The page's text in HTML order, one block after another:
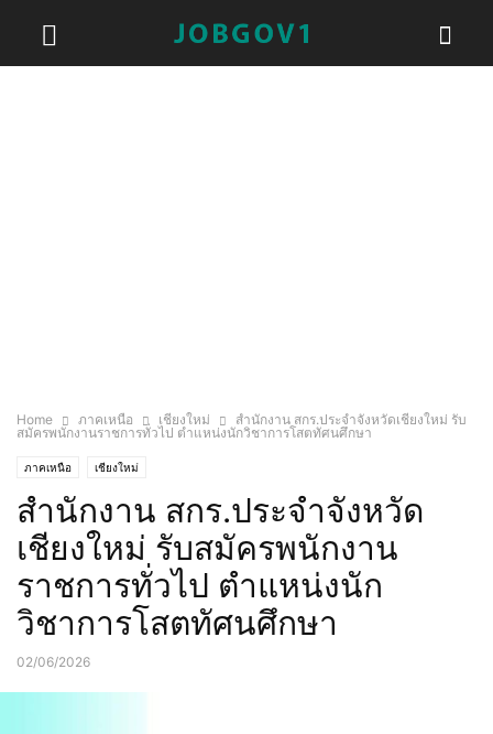
Home ภาคเหนือ เชียงใหม่
สำนักงาน สกร.ประจำจังหวัดเชียงใหม่ รับ
สมัครพนักงานราชการทั่วไป ตำแหน่งนักวิชาการโสตทัศนศึกษา
ภาคเหนือ เชียงใหม่
สำนักงาน สกร.ประจำจังหวัด
เชียงใหม่ รับสมัครพนักงาน
ราชการทั่วไป ตำแหน่งนัก
วิชาการโสตทัศนศึกษา
02/06/2026